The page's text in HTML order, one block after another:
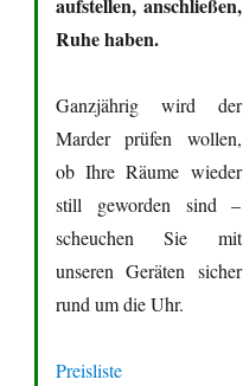
Ruhe haben.
Ganzjährig wird der
Marder prüfen wollen,
ob Ihre Räume wieder
still geworden sind –
scheuchen Sie mit
unseren Geräten sicher
rund um die Uhr.
Preisliste